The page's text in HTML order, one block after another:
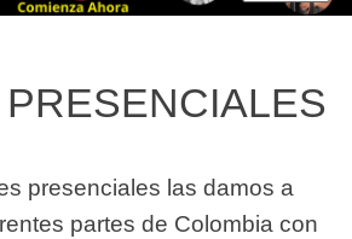
presenciales las damos a
partes de Colombia con